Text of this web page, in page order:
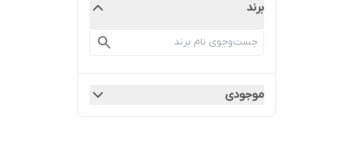
برند
موجودی